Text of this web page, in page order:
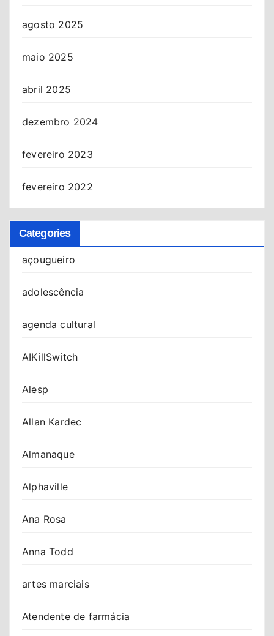
agosto 2025
maio 2025
abril 2025
dezembro 2024
fevereiro 2023
fevereiro 2022
Categories
açougueiro
adolescência
agenda cultural
AIKillSwitch
Alesp
Allan Kardec
Almanaque
Alphaville
Ana Rosa
Anna Todd
artes marciais
Atendente de farmácia